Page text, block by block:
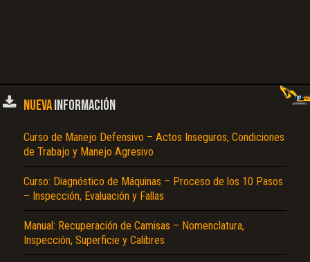
NUEVAINFORMACIÓN
Curso de Manejo Defensivo – Actos Inseguros, Condiciones
de Trabajo y Manejo Agresivo
Curso: Diagnóstico de Máquinas – Proceso de los 10 Pasos
– Inspección, Evaluación y Fallas
Manual: Recuperación de Camisas – Nomenclatura,
Inspección, Superficie y Calibres